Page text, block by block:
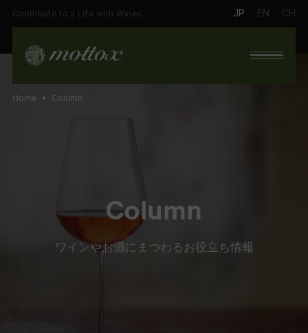
Contribute to a Life with Wines. JP EN CH
Column
ワインやお酒にまつわるお役立ち情報
Home Column